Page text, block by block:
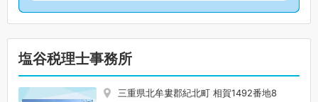
塩谷税理士事務所
三重県北牟婁郡紀北町 相賀1492番地8